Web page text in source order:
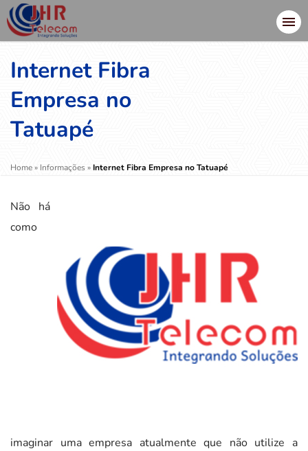
Internet Fibra
Empresa no
Tatuapé
Home» Informações » Internet Fibra Empresa no Tatuapé
Não há
como
imaginar uma empresa atualmente que não utilize a